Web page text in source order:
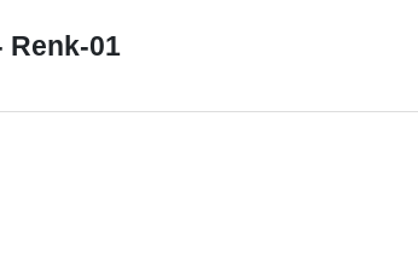
Renk-01